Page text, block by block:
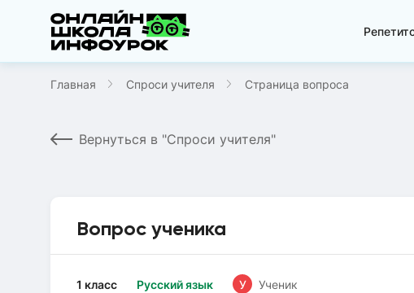
Главная Спроси учителя Страница вопроса
Вернуться в "Спроси учителя"
Вопрос ученика
Русский язык
1 класс У Ученик